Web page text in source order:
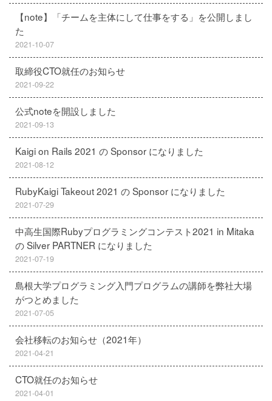
【note】「チームを主体にして仕事をする」を公開しまし
た
2021-10-07
取締役CTO就任のお知らせ
2021-09-22
公式noteを開設しました
2021-09-13
Kaigi on Rails 2021 の Sponsor になりました
2021-08-12
RubyKaigi Takeout 2021 の Sponsor になりました
2021-07-29
中高生国際Rubyプログラミングコンテスト2021 in Mitaka
の Silver PARTNER になりました
2021-07-19
島根大学プログラミング入門プログラムの講師を弊社大場
がつとめました
2021-07-05
会社移転のお知らせ（2021年）
2021-04-21
CTO就任のお知らせ
2021-04-01